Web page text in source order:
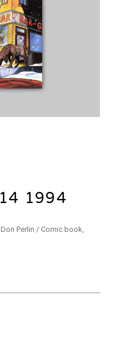
1994
Perlin / Comic book,